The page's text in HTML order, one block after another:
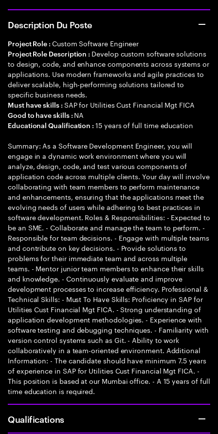
Description Du Poste
Project Role : Custom Software Engineer
Project Role Description : Develop custom software solutions
to design, code, and enhance components across systems or
applications. Use modern frameworks and agile practices to
deliver scalable, high-performing solutions tailored to
specific business needs.
Must have skills : SAP for Utilities Cust Financial Mgt FICA
Good to have skills : NA
Educational Qualification :15 years of full time education
Summary: As a Software Development Engineer, you will
engage in a dynamic work environment where you will
analyze, design, code, and test various components of
application code across multiple clients. Your day will involve
collaborating with team members to perform maintenance
and enhancements, ensuring that the applications meet the
evolving needs of users while adhering to best practices in
software development. Roles & Responsibilities: - Expected to
be an SME. - Collaborate and manage the team to perform. -
Responsible for team decisions. - Engage with multiple teams
and contribute on key decisions. - Provide solutions to
problems for their immediate team and across multiple
teams. - Mentor junior team members to enhance their skills
and knowledge. - Continuously evaluate and improve
development processes to increase efficiency. Professional &
Technical Skills: - Must To Have Skills: Proficiency in SAP for
Utilities Cust Financial Mgt FICA. - Strong understanding of
application development methodologies. - Experience with
software testing and debugging techniques. - Familiarity with
version control systems such as Git. - Ability to work
collaboratively in a team-oriented environment. Additional
Information: - The candidate should have minimum 7.5 years
of experience in SAP for Utilities Cust Financial Mgt FICA. -
This position is based at our Mumbai office. - A 15 years of full
time education is required.
Qualifications